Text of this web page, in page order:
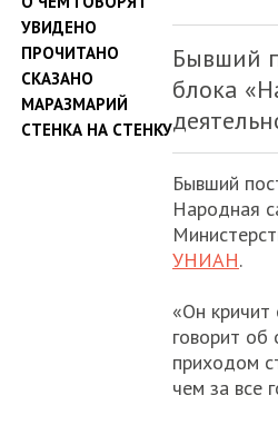
УВИДЕНО
ПРОЧИТАНО
СКАЗАНО
МАРАЗМАРИЙ
СТЕНКА НА СТЕНКУ
Бывший
блока
Бывший
Народная
УНИАН.
«Он кричит
говорит
приходом
чем за все